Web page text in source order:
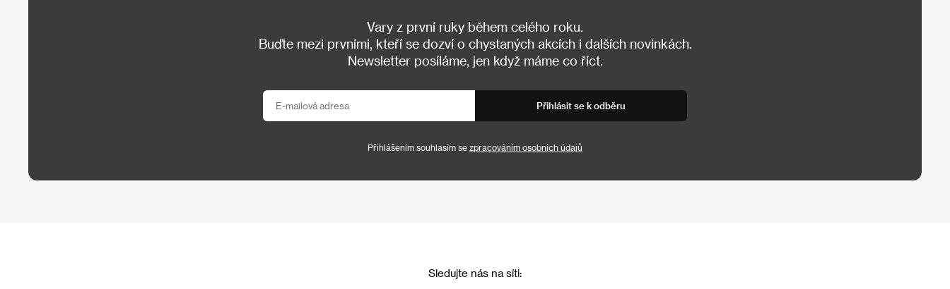
Vary z první ruky během celého roku.
Buďte mezi prvními, kteří se dozví o chystaných akcích i dalších novinkách.
Newsletter posíláme, jen když máme co říct.
Přihlásit se k odběru
Přihlášením souhlasím se zpracováním osobních údajů
Sledujte nás na síti: